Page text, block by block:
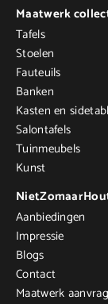
Maatwerk
Tafels
Stoelen
Fauteuils
Banken
Kasten en
Salontafels
Tuinmeubels
Kunst
Aanbiedingen
Impressie
Blogs
Contact
Maatwerk